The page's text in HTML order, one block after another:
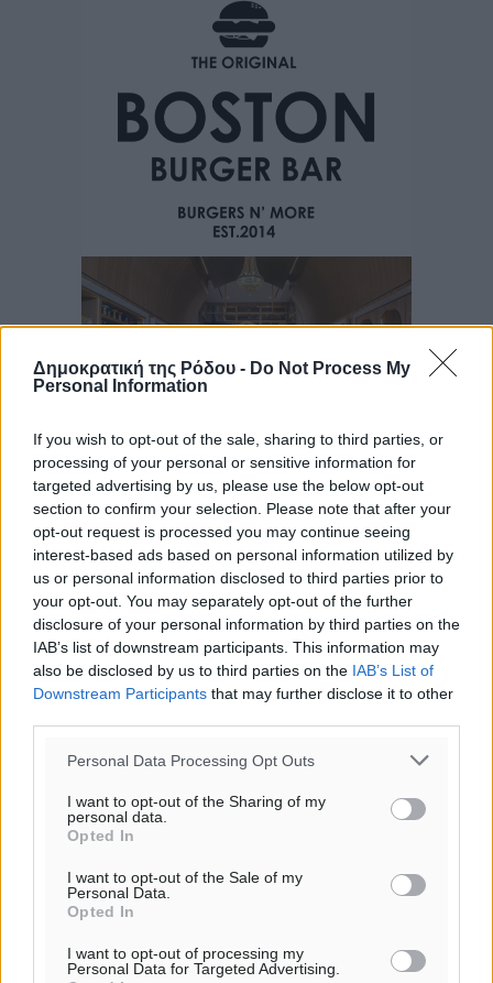
Δημοκρατική της Ρόδου - Do Not Process My
Personal Information
If you wish to opt-out of the sale, sharing to third parties, or
processing of your personal or sensitive information for
targeted advertising by us, please use the below opt-out
section to confirm your selection. Please note that after your
opt-out request is processed you may continue seeing
interest-based ads based on personal information utilized by
us or personal information disclosed to third parties prior to
your opt-out. You may separately opt-out of the further
disclosure of your personal information by third parties on the
IAB’s list of downstream participants. This information may
also be disclosed by us to third parties on the IAB’s List of
Downstream Participants that may further disclose it to other
Personal Data Processing Opt Outs
I want to opt-out of the Sharing of my
personal data.
Opted In
I want to opt-out of the Sale of my
Personal Data.
Opted In
I want to opt-out of processing my
Personal Data for Targeted Advertising.
Ροή ειδήσεων
Νέο ξενοδοχείο στη Ρόδο για την H Hotels –
Χατζηλαζάρου – Προχωρά καινούργιο ξενοδοχείο
στην Κω
Τοπικές Ειδήσεις• πριν 4 λεπτά
Αυτοκίνητο μπήκε παράνομα σε μονόδρομο στο
5χρονο παιδί
Τοπικές Ειδήσεις
“Η Ευρώπη αντιμετώπιζε το προσφυγικό σαν ταινία
τρόμου” – Η συγκλονιστική μαρτυρία της Χαρούλας
Γιασιράνη στον RV για τα γεγονότα που οδήγησαν στο
Σύμφωνο της Λέρου